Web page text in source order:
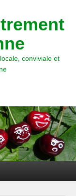
conviviale et